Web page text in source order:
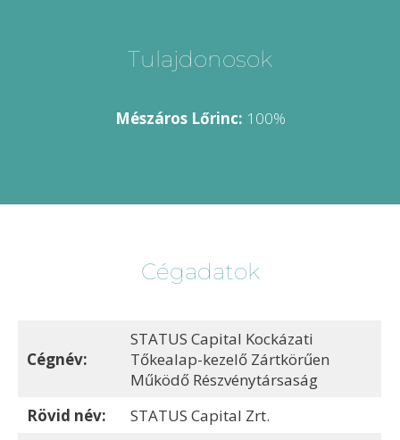
Tulajdonosok
Mészáros Lőrinc: 100%
Cégadatok
Cégnév:
STATUS Capital Kockázati
Tőkealap-kezelő Zártkörűen
Működő Részvénytársaság
Rövid név:
STATUS Capital Zrt.